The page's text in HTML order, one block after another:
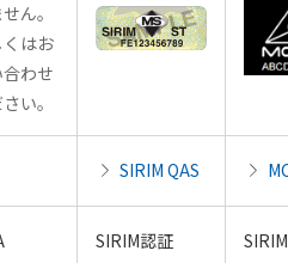
ん。
はお
わせ
い。
SIRIM QAS
SIRIM認証